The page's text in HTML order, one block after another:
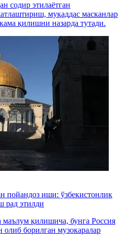
содир этилаётган
муқаддас масканлар
қилишни назарда тутади.
пойандоз иши: ўзбекистонлик
рад этилди
қилишича, бунга Россия
олиб борилган музокаралар